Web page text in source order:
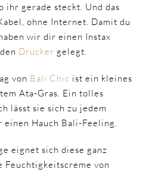
ihr gerade steckt. Und das
ohne Internet. Damit du
wir dir einen Instax
Drucker gelegt.
von Bali Chic ist ein kleines
Ata-Gras. Ein tolles
lässt sie sich zu jedem
Hauch Bali-Feeling.
eignet sich diese ganz
Feuchtigkeitscreme von